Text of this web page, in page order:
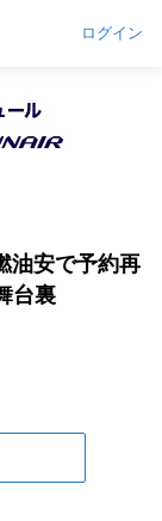
ログイン
油安で予約再
台裏